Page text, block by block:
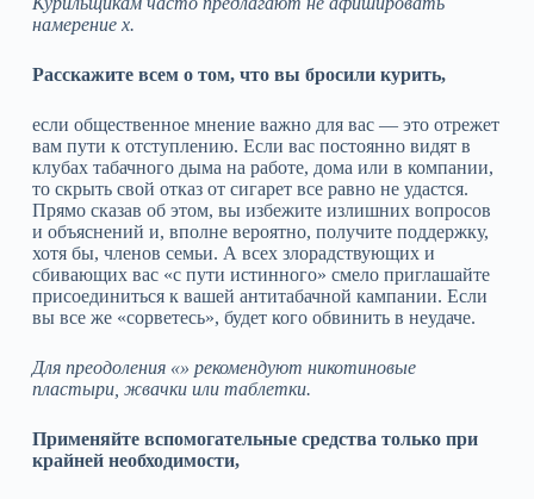
намерение х.
Расскажите всем о том, что вы бросили курить,
если общественное мнение важно для вас — это отрежет
вам пути к отступлению. Если вас постоянно видят в
клубах табачного дыма на работе, дома или в компании,
то скрыть свой отказ от сигарет все равно не удастся.
Прямо сказав об этом, вы избежите излишних вопросов
и объяснений и, вполне вероятно, получите поддержку,
хотя бы, членов семьи. А всех злорадствующих и
сбивающих вас «с пути истинного» смело приглашайте
присоединиться к вашей антитабачной кампании. Если
вы все же «сорветесь», будет кого обвинить в неудаче.
Для преодоления «» рекомендуют никотиновые
пластыри, жвачки или таблетки.
Применяйте вспомогательные средства только при
крайней необходимости,